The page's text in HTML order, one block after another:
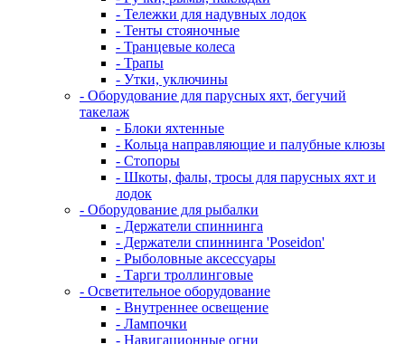
- Тележки для надувных лодок
- Тенты стояночные
- Транцевые колеса
- Трапы
- Утки, уключины
- Оборудование для парусных яхт, бегучий
такелаж
- Блоки яхтенные
- Кольца направляющие и палубные клюзы
- Стопоры
- Шкоты, фалы, тросы для парусных яхт и
лодок
- Оборудование для рыбалки
- Держатели спиннинга
- Держатели спиннинга 'Poseidon'
- Рыболовные аксессуары
- Тарги троллинговые
- Осветительное оборудование
- Внутреннее освещение
- Лампочки
- Навигационные огни